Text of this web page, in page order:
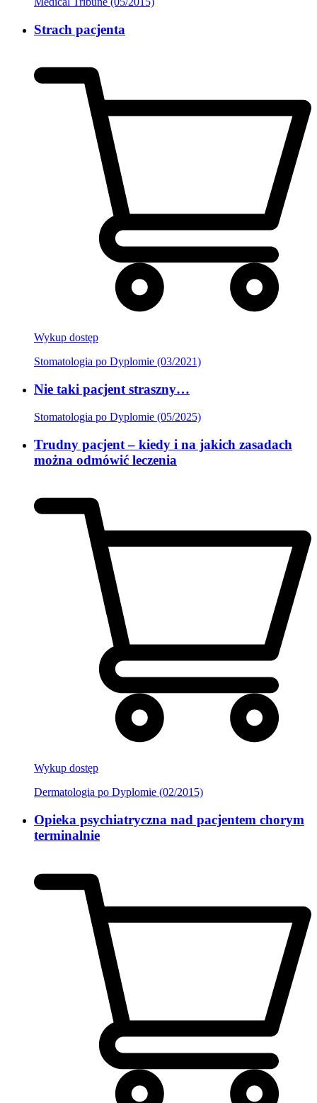
Strach pacjenta
Wykup dostęp
Stomatologia po Dyplomie (03/2021)
Nie taki pacjent straszny…
Stomatologia po Dyplomie (05/2025)
Trudny pacjent – kiedy i na jakich zasadach
można odmówić leczenia
Wykup dostęp
Dermatologia po Dyplomie (02/2015)
Opieka psychiatryczna nad pacjentem chorym
terminalnie